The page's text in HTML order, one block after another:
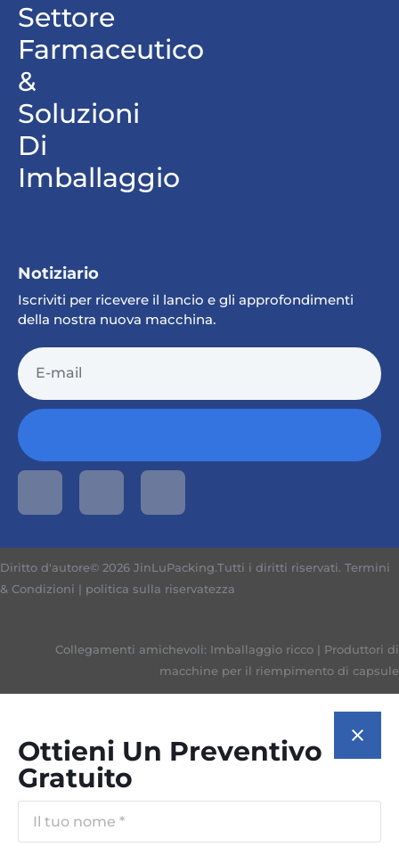
Settore
Farmaceutico
&
Soluzioni
Di
Imballaggio
Notiziario
Iscriviti per ricevere il lancio e gli approfondimenti
della nostra nuova macchina.
Diritto d'autore© 2026 JinLuPacking.Tutti i diritti riservati. Termini
& Condizioni | politica sulla riservatezza
Collegamenti amichevoli: Imballaggio ricco | Produttori di
macchine per il riempimento di capsule
Ottieni Un Preventivo
Gratuito